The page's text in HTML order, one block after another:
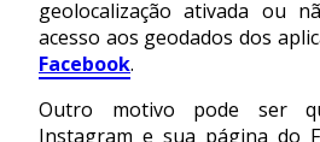
geolocalização ativada ou
acesso aos geodados dos
Facebook.
Outro motivo pode ser
Instagram e sua página do